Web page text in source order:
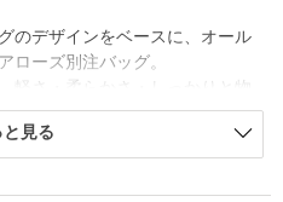
のデザインをベースに、オール
ローズ別注バッグ。
イリーユースにピッタリのアイ
実。
と見る